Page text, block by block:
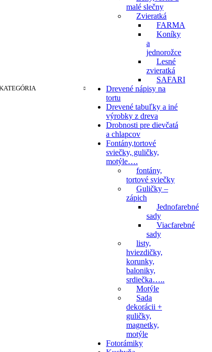
malé slečny
Zvieratká
FARMA
Koníky
a
jednorožce
Lesné
zvieratká
SAFARI
Drevené nápisy na
tortu
Drevené tabuľky a iné
výrobky z dreva
Drobnosti pre dievčatá
a chlapcov
Fontány,tortové
sviečky, guličky,
motýle….
fontány,
tortové sviečky
Guličky –
zápich
Jednofarebné
sady
Viacfarebné
sady
listy,
hviezdičky,
korunky,
baloniky,
srdiečka…..
Motýle
Sada
dekorácii +
guličky,
magnetky,
motýle
Fotorámiky
Rozmery : D 8,8 x o,4 x V 3,8 cm
Pridať do košíka
Rýchly náhľad